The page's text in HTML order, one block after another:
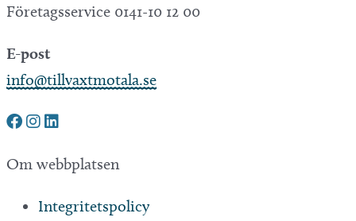
Företagsservice 0141-10 12 00
E-post
info@tillvaxtmotala.se
Om webbplatsen
Integritetspolicy